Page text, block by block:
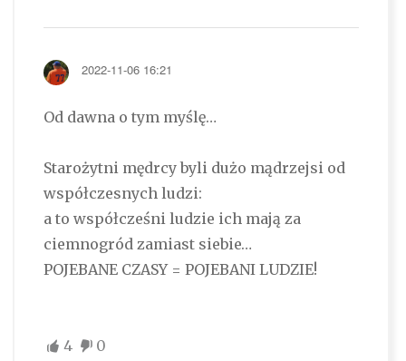
2022-11-06 16:21
Od dawna o tym myślę…
Starożytni mędrcy byli dużo mądrzejsi od
współczesnych ludzi:
a to współcześni ludzie ich mają za
ciemnogród zamiast siebie…
POJEBANE CZASY = POJEBANI LUDZIE!
4
0